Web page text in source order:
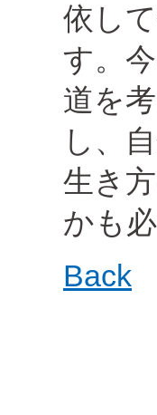
依し
す。
道を
し、
生き
かも
Back